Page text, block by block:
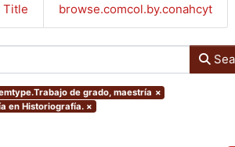
Title browse.comcol.by.conahcyt
de grado, maestría ×
en Historiografía. ×